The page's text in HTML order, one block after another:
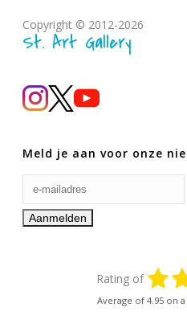
Copyright © 2012-2026
St. Art Gallery
Meld je aan voor onze
Rating of
Average of 4.95 on